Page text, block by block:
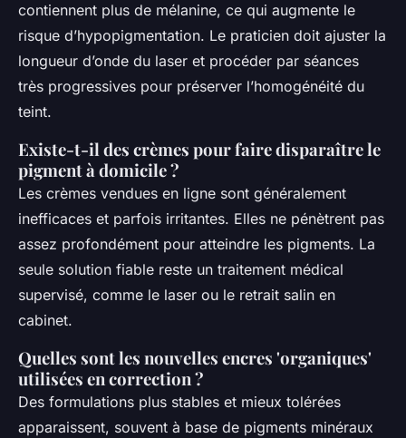
contiennent plus de mélanine, ce qui augmente le
risque d’hypopigmentation. Le praticien doit ajuster la
longueur d’onde du laser et procéder par séances
très progressives pour préserver l’homogénéité du
teint.
Existe-t-il des crèmes pour faire disparaître le
pigment à domicile ?
Les crèmes vendues en ligne sont généralement
inefficaces et parfois irritantes. Elles ne pénètrent pas
assez profondément pour atteindre les pigments. La
seule solution fiable reste un traitement médical
supervisé, comme le laser ou le retrait salin en
cabinet.
Quelles sont les nouvelles encres 'organiques'
utilisées en correction ?
Des formulations plus stables et mieux tolérées
apparaissent, souvent à base de pigments minéraux